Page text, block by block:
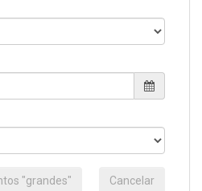
"grandes" Cancelar